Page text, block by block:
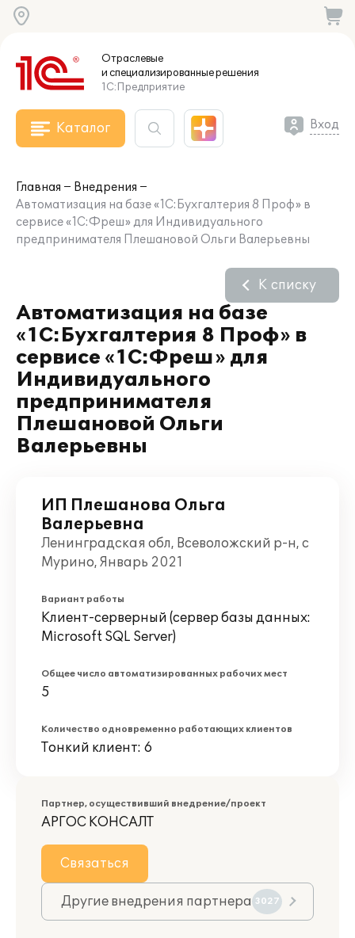
Отраслевые
и специализированныерешения
1С:Предприятие
Каталог Вход
Главная
Внедрения
Автоматизация на базе «1С:Бухгалтерия 8 Проф» в
сервисе «1С:Фреш» для Индивидуального
предпринимателя Плешановой Ольги Валерьевны
Автоматизация на базе
«1С:Бухгалтерия 8 Проф» в
сервисе «1С:Фреш» для
Индивидуального
предпринимателя
Плешановой Ольги
Валерьевны
К списку
ИП Плешанова Ольга
Валерьевна
Ленинградская обл, Всеволожский р-н, с
Мурино, Январь 2021
Вариант работы
Клиент-серверный (сервер базы данных:
Microsoft SQL Server)
Общее число автоматизированных рабочих мест
5
Количество одновременно работающих клиентов
Тонкий клиент: 6
Партнер, осуществивший внедрение/проект
АРГОС КОНСАЛТ
Связаться
Другие внедрения партнера 3027